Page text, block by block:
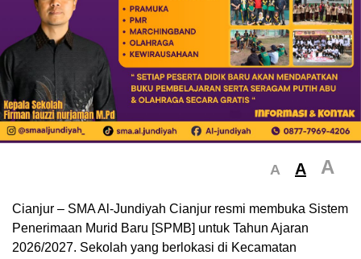
A A A
Cianjur – SMA Al-Jundiyah Cianjur resmi membuka Sistem
Penerimaan Murid Baru [SPMB] untuk Tahun Ajaran
2026/2027. Sekolah yang berlokasi di Kecamatan